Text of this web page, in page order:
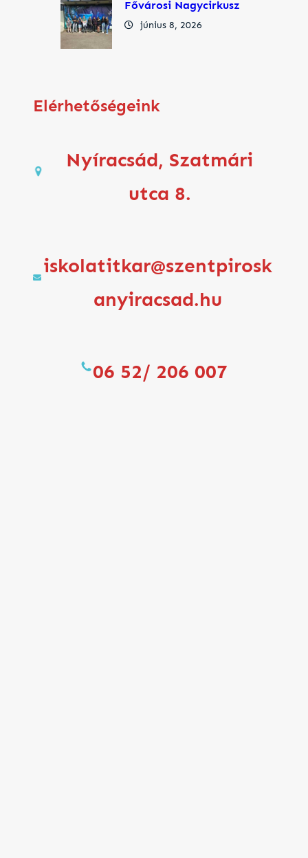
Fővárosi Nagycirkusz
június 8, 2026
Elérhetőségeink
Nyíracsád, Szatmári
utca 8.
iskolatitkar@szentpirosk
anyiracsad.hu
06 52/ 206 007